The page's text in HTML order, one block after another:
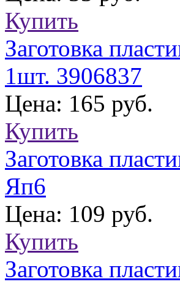
Купить
Заготовка
1шт. 3906837
Цена: 165 руб.
Купить
Заготовка
Яп6
Цена: 109 руб.
Купить
Заготовка